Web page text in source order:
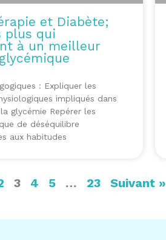
et Diabète;
plus qui
à un meilleur
: Expliquer les
impliqués dans
glycémie Repérer les
de déséquilibre
aux habitudes
3 4 5 … 23 Suivant »